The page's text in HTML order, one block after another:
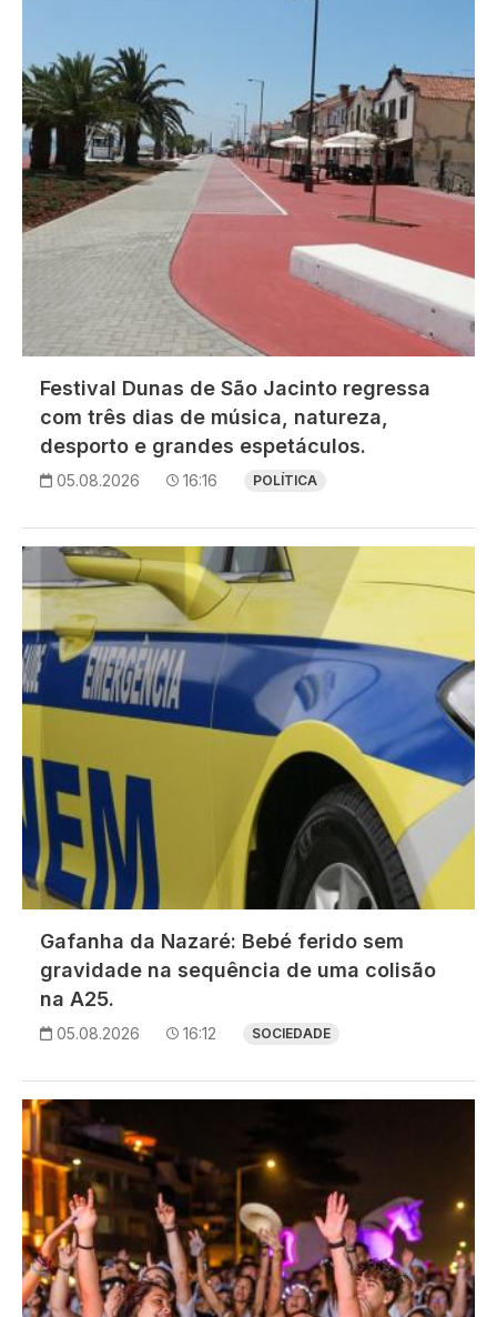
Festival Dunas de São Jacinto regressa
com três dias de música, natureza,
desporto e grandes espetáculos.
05.08.2026 16:16 POLÍTICA
Imagem
Gafanha da Nazaré: Bebé ferido sem
gravidade na sequência de uma colisão
na A25.
05.08.2026 16:12 SOCIEDADE
Imagem